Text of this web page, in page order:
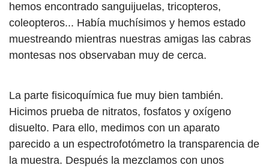
hemos encontrado sanguijuelas, tricopteros,
coleopteros... Había muchísimos y hemos estado
muestreando mientras nuestras amigas las cabras
montesas nos observaban muy de cerca.
La parte fisicoquímica fue muy bien también.
Hicimos prueba de nitratos, fosfatos y oxígeno
disuelto. Para ello, medimos con un aparato
parecido a un espectrofotómetro la transparencia de
la muestra. Después la mezclamos con unos